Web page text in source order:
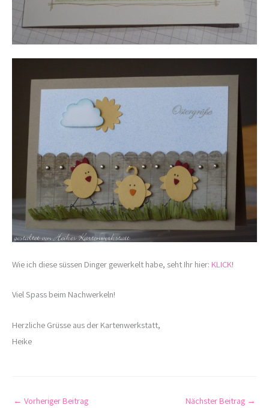
Wie ich diese süssen Dinger gewerkelt habe, seht Ihr hier: KLICK!
Viel Spass beim Nachwerkeln!
Herzliche Grüsse aus der Kartenwerkstatt,
Heike
← Vorheriger Beitrag Nächster Beitrag →